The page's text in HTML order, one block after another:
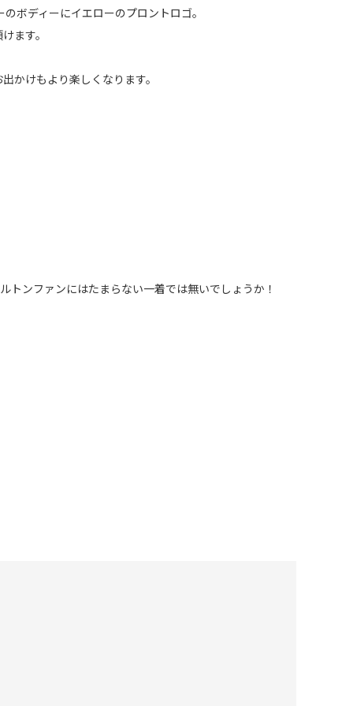
ボディーにイエローのプロントロゴ。
ます。
かけもより楽しくなります。
トンファンにはたまらない一着では無いでしょうか！